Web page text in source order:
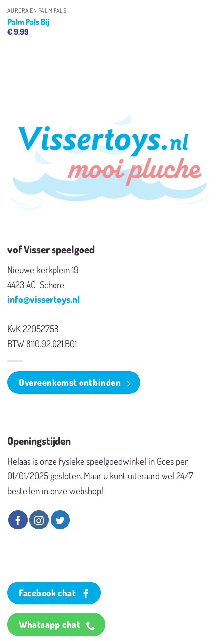
AURORA EN PALM PALS
Palm Pals Bij
€9.99
vof Visser speelgoed
Nieuwe kerkplein 19
4423 AC Schore
info@vissertoys.nl
KvK 22052758
BTW 8110.92.021.B01
Overeenkomst ontbinden
Openingstijden
Helaas is onze fysieke speelgoedwinkel in Goes per
01/01/2025 gesloten. Maar u kunt uiteraard wel 24/7
bestellen in onze webshop!
Facebook chat
Whatsapp chat